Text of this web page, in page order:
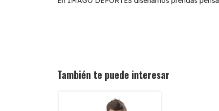
También te puede interesar